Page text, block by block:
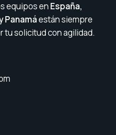
equipos en España,
Panamáestán siempre
tu solicitud con agilidad.